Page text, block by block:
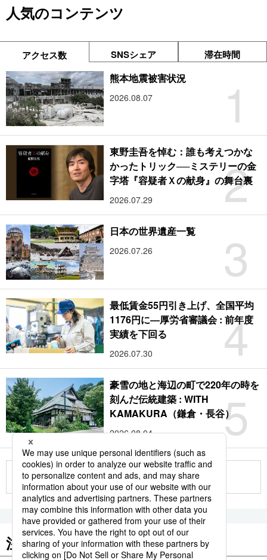
人気のコンテンツ
アクセス数 SNSシェア 滞在時間
1
熊本地震被害状況
2026.08.07
2
東野圭吾を悼む：誰も考えつかな
かったトリック──ミステリーの金
字塔『容疑者Ｘの献身』の舞台裏
2026.07.29
3
日本の世界遺産一覧
2026.07.26
4
最低賃金55円引き上げ、全国平均
1176円に―厚労省審議会 : 前年度
実績を下回る
2026.07.30
5
豪雪の地と海辺の町で220年の時を
刻んだ伝統建築 : WITH
KAMAKURA（鎌倉・長谷）
2026.08.04
もっと見る
注目のキーワード